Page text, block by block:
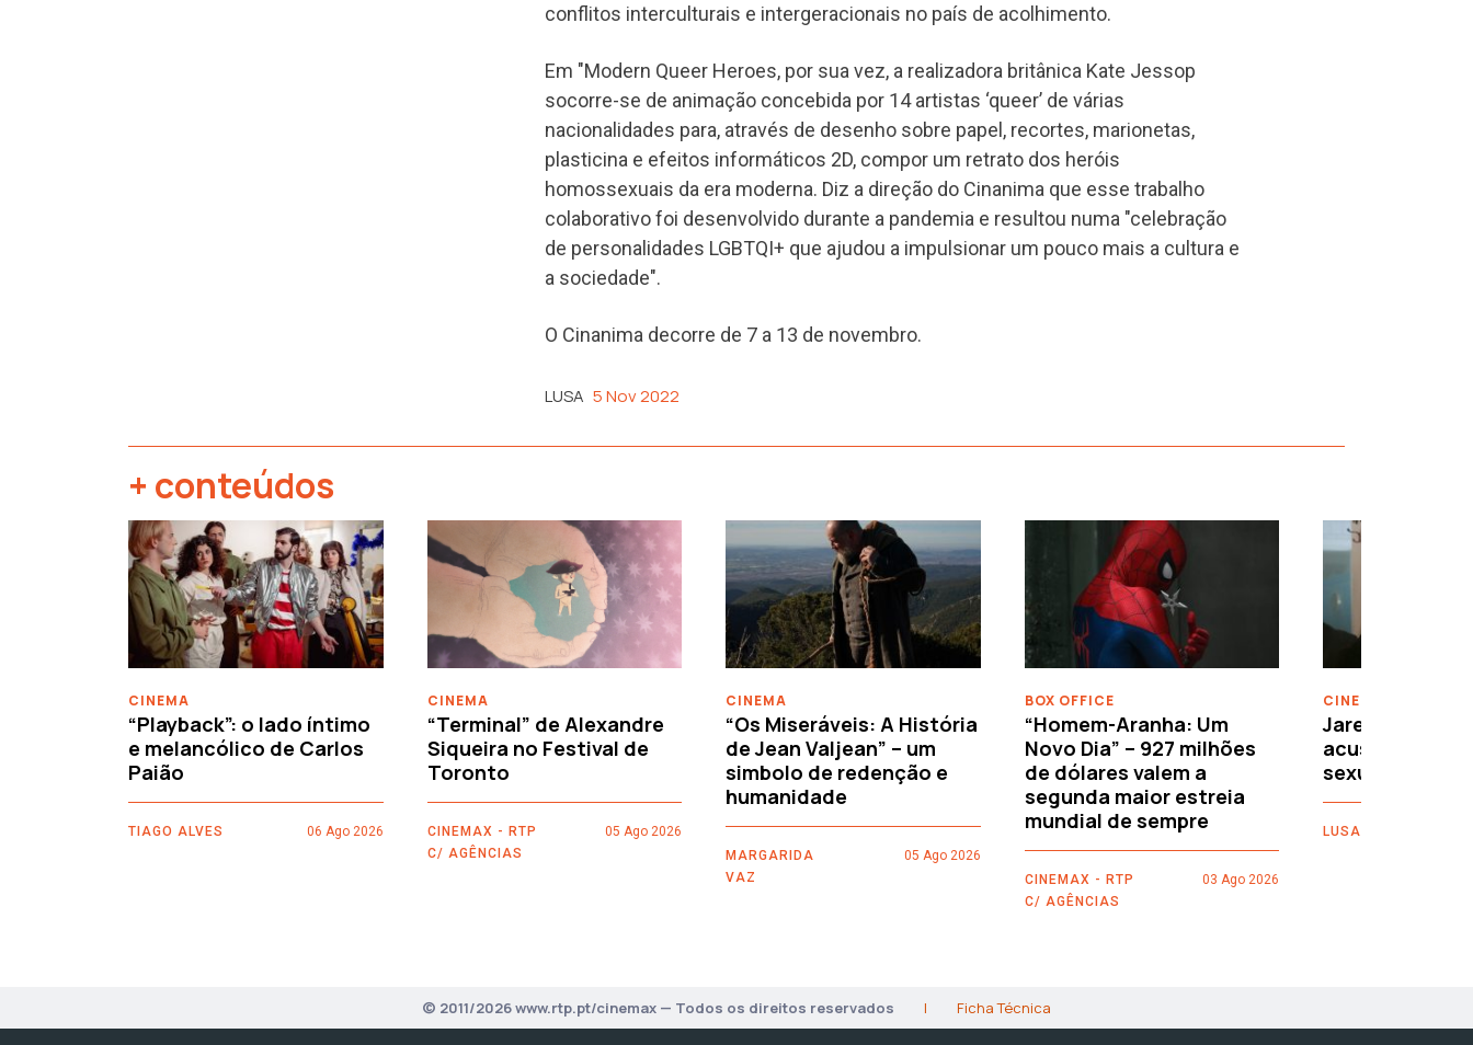
conflitos interculturais e intergeracionais no país de acolhimento.
Em "Modern Queer Heroes, por sua vez, a realizadora britânica Kate Jessop
socorre-se de animação concebida por 14 artistas ‘queer’ de várias
nacionalidades para, através de desenho sobre papel, recortes, marionetas,
plasticina e efeitos informáticos 2D, compor um retrato dos heróis
homossexuais da era moderna. Diz a direção do Cinanima que esse trabalho
colaborativo foi desenvolvido durante a pandemia e resultou numa "celebração
de personalidades LGBTQI+ que ajudou a impulsionar um pouco mais a cultura e
a sociedade".
O Cinanima decorre de 7 a 13 de novembro.
LUSA 5 Nov 2022
+ conteúdos
CINEMA
“Playback”: o lado íntimo
e melancólico de Carlos
Paião
TIAGO ALVES 06 Ago 2026
CINEMA
“Terminal” de Alexandre
Siqueira no Festival de
Toronto
CINEMAX - RTP
C/ AGÊNCIAS
05 Ago 2026
CINEMA
“Os Miseráveis: A História
de Jean Valjean” – um
simbolo de redenção e
humanidade
MARGARIDA
VAZ
05 Ago 2026
BOX OFFICE
“Homem-Aranha: Um
Novo Dia” – 927 milhões
de dólares valem a
segunda maior estreia
mundial de sempre
CINEMAX - RTP
C/ AGÊNCIAS
03 Ago 2026
CINEMA
Jared Leto
acusações de
sexuais
LUSA
‹
© 2011/2026 www.rtp.pt/cinemax — Todos os direitos reservados | Ficha Técnica